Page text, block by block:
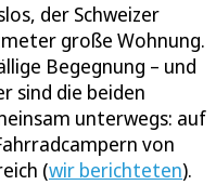
der Schweizer
große Wohnung.
Begegnung – und
sind die beiden
unterwegs: auf
von
(wir berichteten).